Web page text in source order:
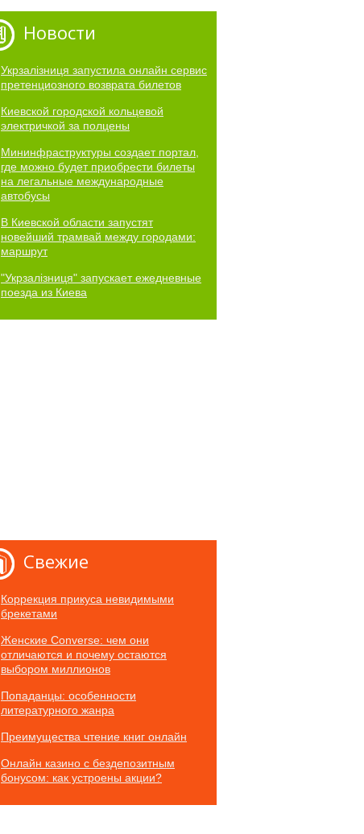
Новости
Укрзалізниця запустила онлайн сервис
претенциозного возврата билетов
Киевской городской кольцевой
электричкой за полцены
Мининфраструктуры создает портал,
где можно будет приобрести билеты
на легальные международные
автобусы
В Киевской области запустят
новейший трамвай между городами:
маршрут
"Укрзалізниця" запускает ежедневные
поезда из Киева
Свежие
Коррекция прикуса невидимыми
брекетами
Женские Converse: чем они
отличаются и почему остаются
выбором миллионов
Попаданцы: особенности
литературного жанра
Преимущества чтение книг онлайн
Онлайн казино с бездепозитным
бонусом: как устроены акции?